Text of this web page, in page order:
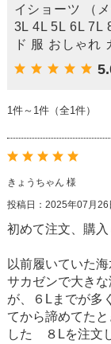
イショーツ （
3L 4L 5L 6L 7L
ド 服 おしゃれ
1件～1件（全1件）
きょうちゃん 様
投稿日：2025年07月26
初めて注文、購入
以前履いていた
サカゼンで大き
が、６Lまでが多
てから諦めてた
した ８Lを注文